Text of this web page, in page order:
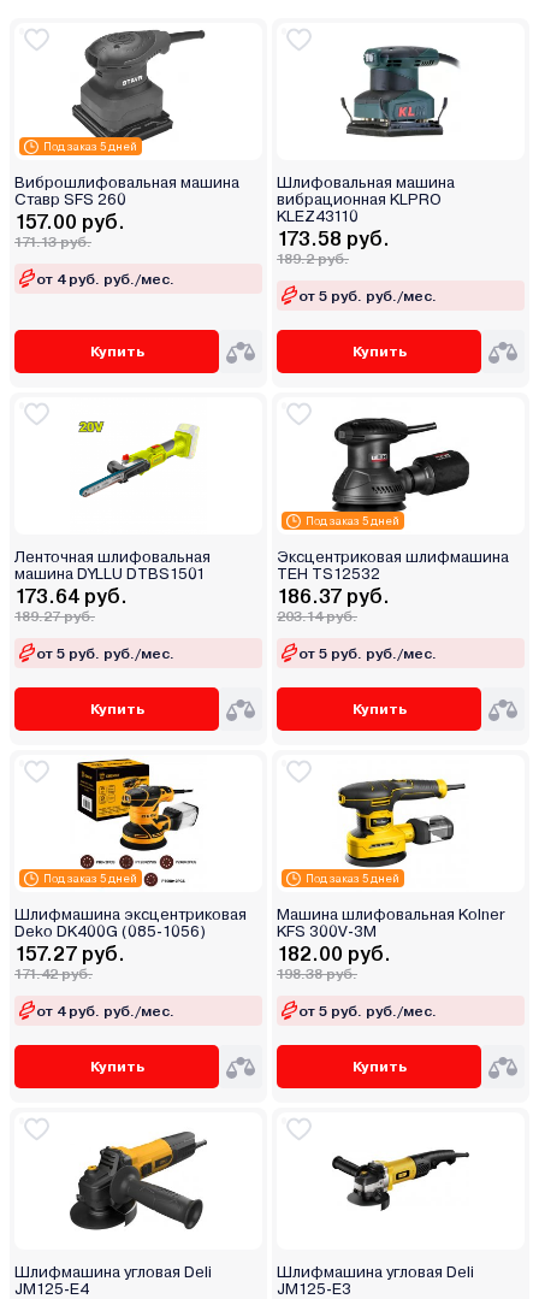
Под заказ 5 дней
Виброшлифовальная машина
Ставр SFS 260
157.00 руб.
171.13 руб.
от 4 руб. руб./мес.
Купить
Шлифовальная машина
вибрационная KLPRO
KLEZ43110
173.58 руб.
189.2 руб.
от 5 руб. руб./мес.
Купить
Ленточная шлифовальная
машина DYLLU DTBS1501
173.64 руб.
189.27 руб.
от 5 руб. руб./мес.
Купить
Под заказ 5 дней
Эксцентриковая шлифмашина
TEH TS12532
186.37 руб.
203.14 руб.
от 5 руб. руб./мес.
Купить
Под заказ 5 дней
Шлифмашина эксцентриковая
Deko DK400G (085-1056)
157.27 руб.
171.42 руб.
от 4 руб. руб./мес.
Купить
Под заказ 5 дней
Машина шлифовальная Kolner
KFS 300V-3M
182.00 руб.
198.38 руб.
от 5 руб. руб./мес.
Купить
Шлифмашина угловая Deli
JM125-E4
Шлифмашина угловая Deli
JM125-E3